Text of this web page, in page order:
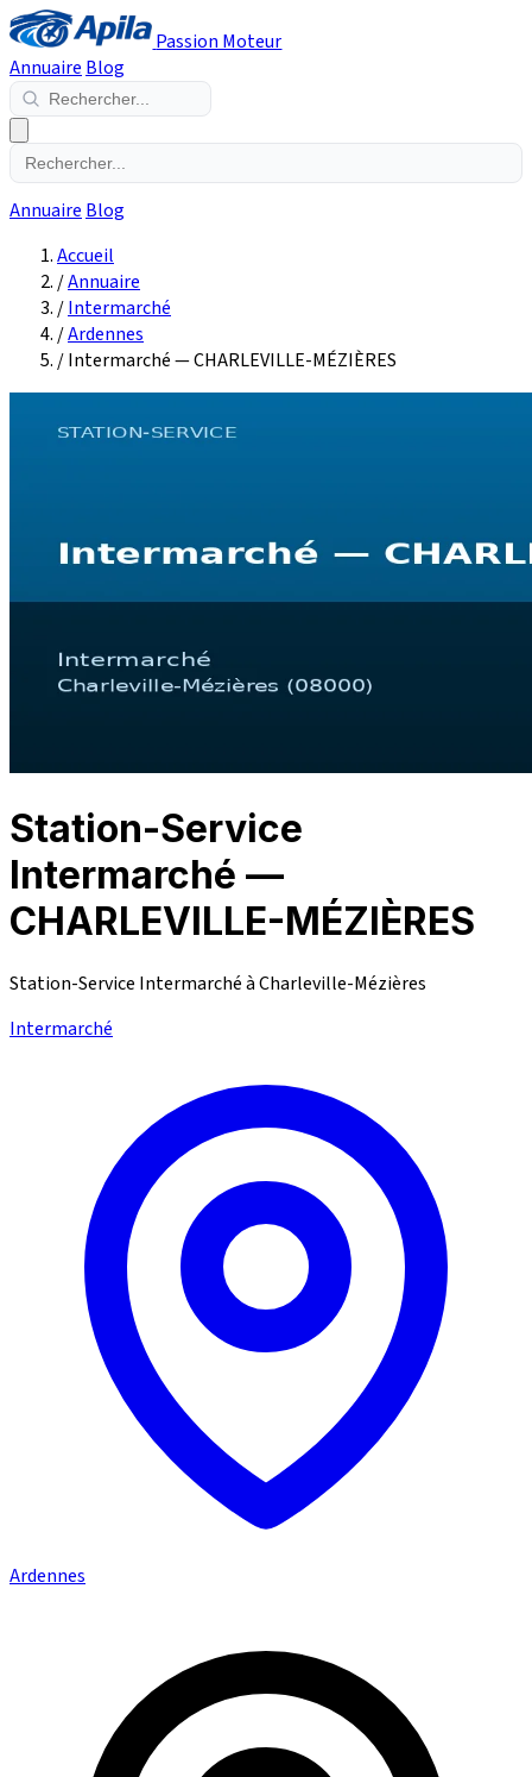
Passion Moteur
Annuaire Blog
Annuaire Blog
Accueil
/Annuaire
/Intermarché
/Ardennes
/Intermarché — CHARLEVILLE-MÉZIÈRES
Station-Service
Intermarché —
CHARLEVILLE-MÉZIÈRES
Station-Service Intermarché à Charleville-Mézières
Intermarché
Ardennes